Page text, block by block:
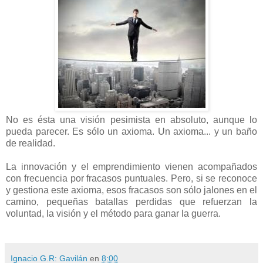
No es ésta una visión pesimista en absoluto, aunque lo
pueda parecer. Es sólo un axioma. Un axioma... y un baño
de realidad.
La innovación y el emprendimiento vienen acompañados
con frecuencia por fracasos puntuales. Pero, si se reconoce
y gestiona este axioma, esos fracasos son sólo jalones en el
camino, pequeñas batallas perdidas que refuerzan la
voluntad, la visión y el método para ganar la guerra.
Ignacio G.R: Gavilán en 8:00